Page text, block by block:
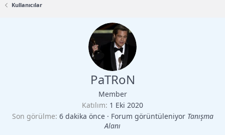
Kullanıcılar
PaTRoN
Member
Katılım 1 Eki 2020
Son görülme 6 dakika önce · Forum görüntüleniyor Tanışma
Alanı